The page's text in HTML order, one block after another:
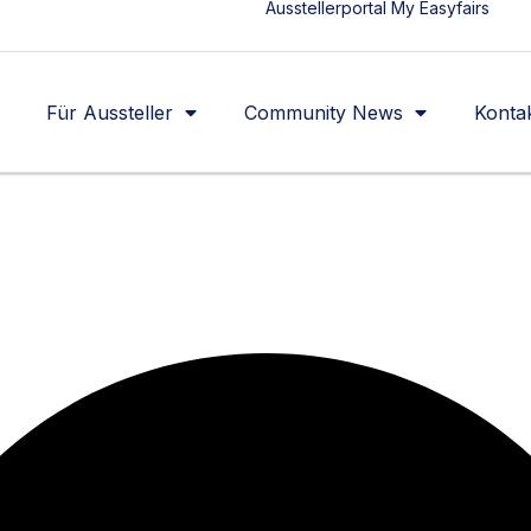
Ausstellerportal My Easyfairs
Für Aussteller Community News